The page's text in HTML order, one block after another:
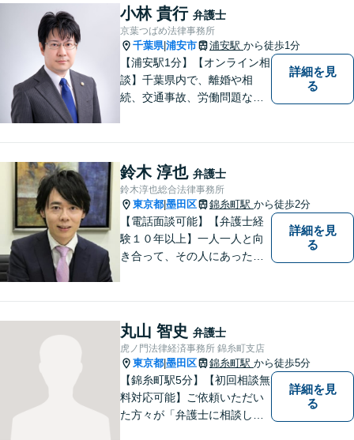
分野あり】民間企業出身の弁
護士が、経営者・ビジネスパ
ーソンの悩みに「速く・適切
に」対応。
小林 貴行 弁護士
京葉つばめ法律事務所
千葉県|浦安市 浦安駅 から徒歩1分
【浦安駅1分】【オンライン相
談】千葉県内で、離婚や相
続、交通事故、労働問題な
た」と思っていただけるよ
う、誠実に対応いたします。
【相談しやすい法律事務所】
詳細を見
る
鈴木 淳也 弁護士
鈴木淳也総合法律事務所
東京都 墨田区 錦糸町駅 から徒歩2分
【電話面談可能】【弁護士経
験１０年以上】一人一人と向
き合って、その人にあった解
借金・債務整理／相続などの
幅広い分野に対応可能。お気
軽にご相談ください。
詳細を見
る
丸山 智史 弁護士
虎ノ門法律経済事務所 錦糸町支店
東京都 墨田区 錦糸町駅 から徒歩5分
【錦糸町駅5分】【初回相談無
料対応可能】ご依頼いただい
た方々が「弁護士に相談して
詳細を見
る